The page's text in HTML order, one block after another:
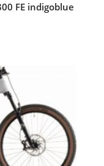
FE indigoblue